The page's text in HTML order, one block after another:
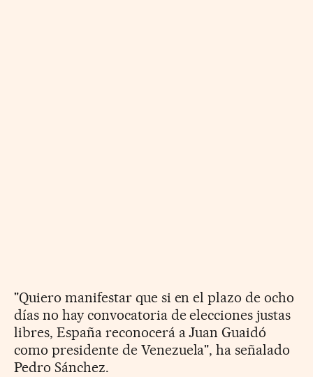
"Quiero manifestar que si en el plazo de ocho
días no hay convocatoria de elecciones justas
libres, España reconocerá a Juan Guaidó
como presidente de Venezuela", ha señalado
Pedro Sánchez.